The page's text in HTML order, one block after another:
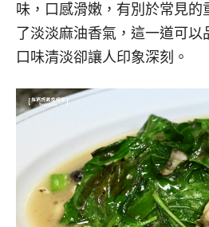
味，口感滑嫩，有別於常見的
了淡淡麻油香氣，這一道可
口味清淡卻讓人印象深刻。